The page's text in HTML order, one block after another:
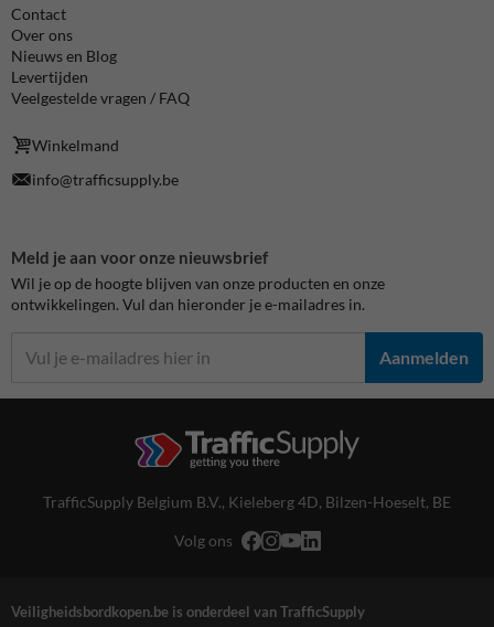
Contact
Over ons
Nieuws en Blog
Levertijden
Veelgestelde vragen / FAQ
Winkelmand
info@trafficsupply.be
Meld je aan voor onze nieuwsbrief
Wil je op de hoogte blijven van onze producten en onze
ontwikkelingen. Vul dan hieronder je e-mailadres in.
Aanmelden
TrafficSupply Belgium B.V., Kieleberg 4D, Bilzen-Hoeselt, BE
Volg ons
Veiligheidsbordkopen.be is onderdeel van TrafficSupply